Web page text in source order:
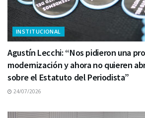
INSTITUCIONAL
Agustín Lecchi: “Nos pidieron una
modernización y ahora no quieren
sobre el Estatuto del Periodista”
24/07/2026